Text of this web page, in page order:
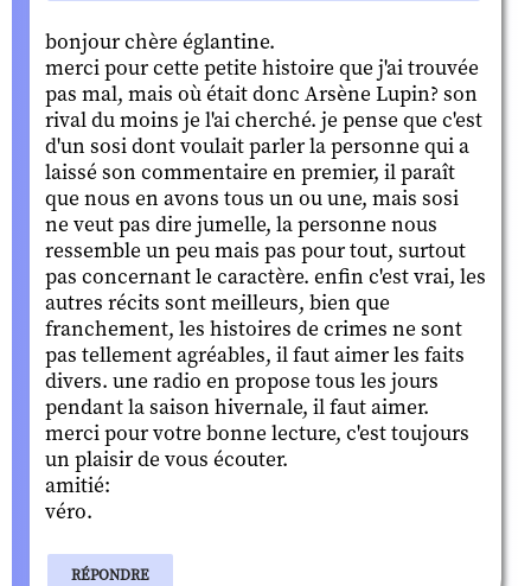
bonjour chère églantine.
merci pour cette petite histoire que j'ai trouvée
pas mal, mais où était donc Arsène Lupin? son
rival du moins je l'ai cherché. je pense que c'est
d'un sosi dont voulait parler la personne qui a
laissé son commentaire en premier, il paraît
que nous en avons tous un ou une, mais sosi
ne veut pas dire jumelle, la personne nous
ressemble un peu mais pas pour tout, surtout
pas concernant le caractère. enfin c'est vrai, les
autres récits sont meilleurs, bien que
franchement, les histoires de crimes ne sont
pas tellement agréables, il faut aimer les faits
divers. une radio en propose tous les jours
pendant la saison hivernale, il faut aimer.
merci pour votre bonne lecture, c'est toujours
un plaisir de vous écouter.
amitié:
véro.
RÉPONDRE